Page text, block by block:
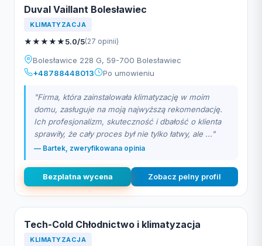
Duval Vaillant Bolesławiec
KLIMATYZACJA
★★★★★5.0/5(27 opinii)
Bolesławice 228 G, 59-700 Bolesławiec
+48788448013
Po umowieniu
"Firma, która zainstalowała klimatyzację w moim
domu, zasługuje na moją najwyższą rekomendację.
Ich profesjonalizm, skuteczność i dbałość o klienta
sprawiły, że cały proces był nie tylko łatwy, ale ..."
— Bartek, zweryfikowana opinia
Bezplatna wycena Zobacz pelny profil
Tech-Cold Chłodnictwo i klimatyzacja
KLIMATYZACJA